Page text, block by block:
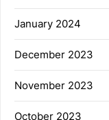
January 2024
December 2023
November 2023
October 2023